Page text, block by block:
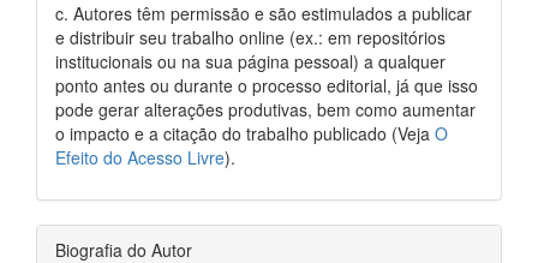
c. Autores têm permissão e são estimulados a publicar
e distribuir seu trabalho online (ex.: em repositórios
institucionais ou na sua página pessoal) a qualquer
ponto antes ou durante o processo editorial, já que isso
pode gerar alterações produtivas, bem como aumentar
o impacto e a citação do trabalho publicado (Veja O
Efeito do Acesso Livre).
Biografia do Autor